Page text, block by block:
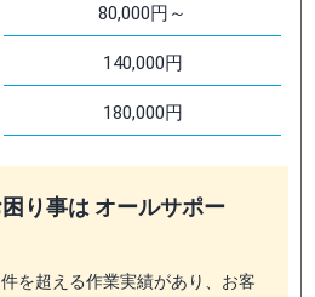
80,000円～
140,000円
180,000円
り事は オールサポー
を超える作業実績があり、お客